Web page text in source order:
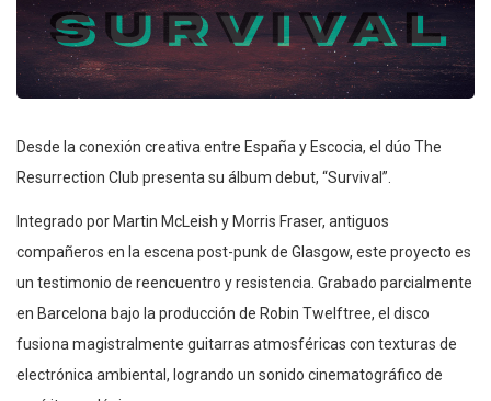
Desde la conexión creativa entre España y Escocia, el dúo The
Resurrection Club presenta su álbum debut, “Survival”.
Integrado por Martin McLeish y Morris Fraser, antiguos
compañeros en la escena post-punk de Glasgow, este proyecto es
un testimonio de reencuentro y resistencia. Grabado parcialmente
en Barcelona bajo la producción de Robin Twelftree, el disco
fusiona magistralmente guitarras atmosféricas con texturas de
electrónica ambiental, logrando un sonido cinematográfico de